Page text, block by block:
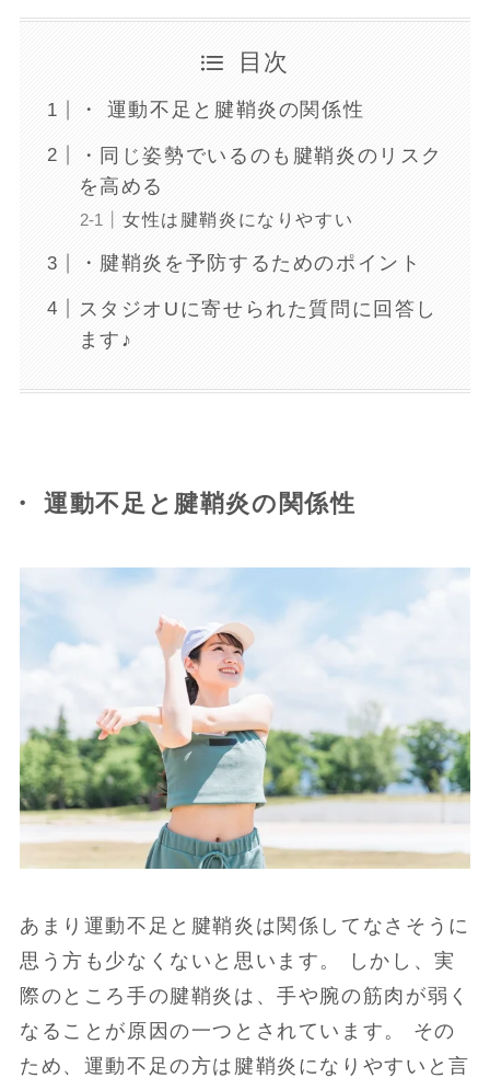
目次
・ 運動不足と腱鞘炎の関係性
・同じ姿勢でいるのも腱鞘炎のリスク
を高める
女性は腱鞘炎になりやすい
・腱鞘炎を予防するためのポイント
スタジオUに寄せられた質問に回答し
ます♪
・ 運動不足と腱鞘炎の関係性
あまり運動不足と腱鞘炎は関係してなさそうに
思う方も少なくないと思います。 しかし、実
際のところ手の腱鞘炎は、手や腕の筋肉が弱く
なることが原因の一つとされています。 その
ため、運動不足の方は腱鞘炎になりやすいと言